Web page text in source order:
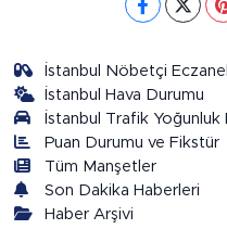
İstanbul Nöbetçi
İstanbul Hava Durumu
İstanbul Trafik Yoğunluk
Puan Durumu ve Fikstür
Tüm Manşetler
Son Dakika Haberleri
Haber Arşivi